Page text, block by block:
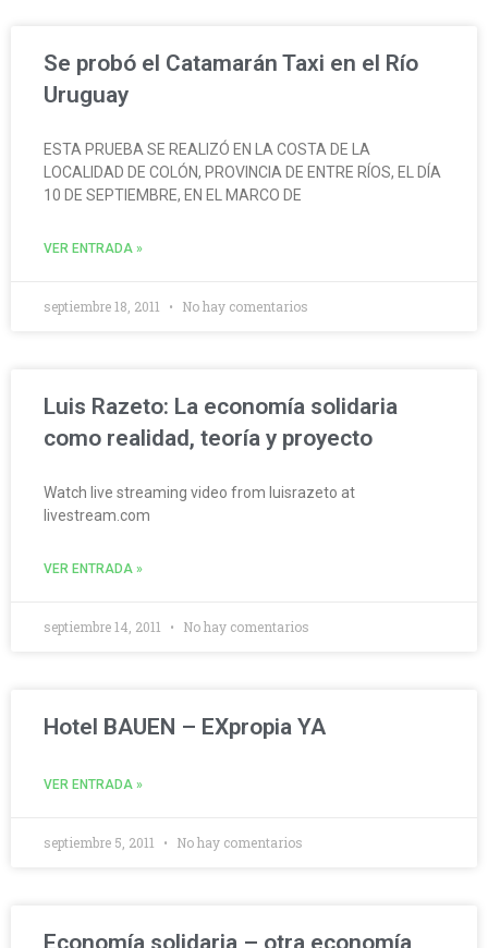
Se probó el Catamarán Taxi en el Río
Uruguay
ESTA PRUEBA SE REALIZÓ EN LA COSTA DE LA
LOCALIDAD DE COLÓN, PROVINCIA DE ENTRE RÍOS, EL DÍA
10 DE SEPTIEMBRE, EN EL MARCO DE
VER ENTRADA »
septiembre 18, 2011 No hay comentarios
Luis Razeto: La economía solidaria
como realidad, teoría y proyecto
Watch live streaming video from luisrazeto at
livestream.com
VER ENTRADA »
septiembre 14, 2011 No hay comentarios
Hotel BAUEN – EXpropia YA
VER ENTRADA »
septiembre 5, 2011 No hay comentarios
Economía solidaria – otra economía